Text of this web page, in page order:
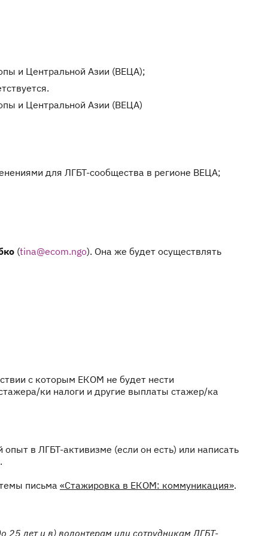
и Центральной Азии (ВЕЦА);
и Центральной Азии (ВЕЦА)
для ЛГБТ-сообщества в регионе ВЕЦА;
(tina@ecom.ngo). Она же будет осуществлять
с которым ЕКОМ не будет нести
ки налоги и другие выплаты стажер/ка
в ЛГБТ-активизме (если он есть) или написать
письма «Стажировка в ЕКОМ: коммуникация».
25 лет и в) волонтерам или сотрудникам ЛГБТ-